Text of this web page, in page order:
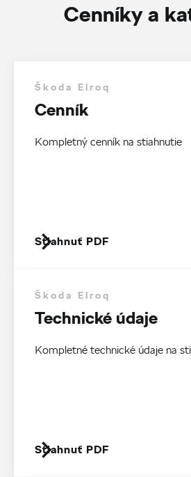
Cenníky a
Škoda Elroq
Cenník
Kompletný cenník na stiahnutie
Stiahnuť PDF
Škoda Elroq
Technické údaje
Kompletné technické údaje na
Stiahnuť PDF